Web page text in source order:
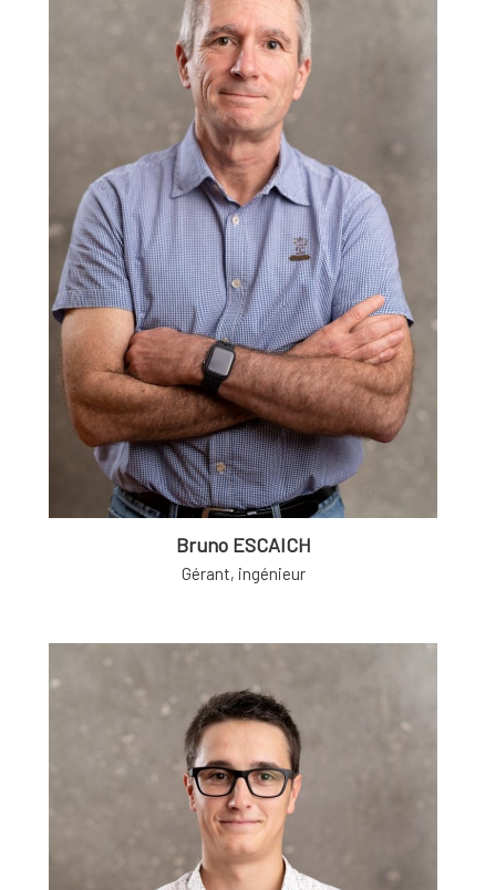
Bruno ESCAICH
Gérant, ingénieur